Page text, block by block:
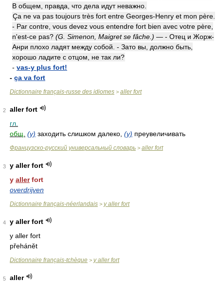
В общем, правда, что дела идут неважно.
Ça ne va pas toujours très fort entre Georges-Henry et mon père.
- Par contre, vous devez vous entendre fort bien avec votre père,
n'est-ce pas? (G. Simenon, Maigret se fâche.) — - Отец и Жорж-
Анри плохо ладят между собой. - Зато вы, должно быть,
хорошо ладите с отцом, не так ли?
- vas-y plus fort!
- ça va fort
Dictionnaire français-russe des idiomes > aller fort
2
aller fort
гл.
общ. (y) заходить слишком далеко, (y) преувеличивать
Французско-русский универсальный словарь > aller fort
3
y aller fort
y allerfort
overdrijven
Dictionnaire français-néerlandais > y aller fort
4
y aller fort
y aller fort
přehánět
Dictionnaire français-tchèque > y aller fort
5
aller